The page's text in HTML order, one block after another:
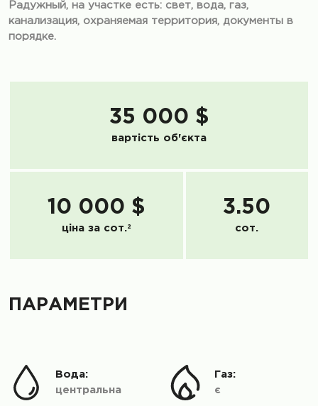
Радужный, на участке есть: свет, вода, газ,
канализация, охраняемая территория, документы в
порядке.
35 000 $
вартість об'єкта
10 000 $
ціна за сот.2
3.50
сот.
ПАРАМЕТРИ
центральна
Вода:
є
Газ: